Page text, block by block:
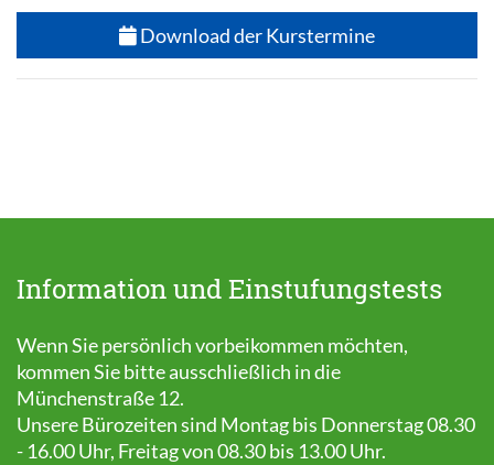
Download der Kurstermine
Information und Einstufungstests
Wenn Sie persönlich vorbeikommen möchten,
kommen Sie bitte ausschließlich in die
Münchenstraße 12.
Unsere Bürozeiten sind Montag bis Donnerstag 08.30
- 16.00 Uhr, Freitag von 08.30 bis 13.00 Uhr.